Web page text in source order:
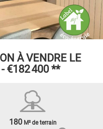
À VENDRELE
€182 400**
180M² de terrain